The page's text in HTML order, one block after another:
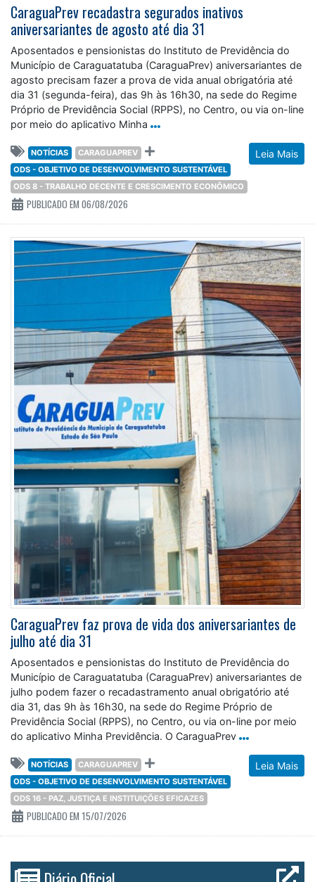
CaraguaPrev recadastra segurados inativos
aniversariantes de agosto até dia 31
Aposentados e pensionistas do Instituto de Previdência do
Município de Caraguatatuba (CaraguaPrev) aniversariantes de
agosto precisam fazer a prova de vida anual obrigatória até
dia 31 (segunda-feira), das 9h às 16h30, na sede do Regime
Próprio de Previdência Social (RPPS), no Centro, ou via on-line
por meio do aplicativo Minha
Leia Mais
NOTÍCIAS
CARAGUAPREV
ODS - OBJETIVO DE DESENVOLVIMENTO SUSTENTÁVEL
ODS 8 - TRABALHO DECENTE E CRESCIMENTO ECONÔMICO
PUBLICADO EM 06/08/2026
CaraguaPrev faz prova de vida dos aniversariantes de
julho até dia 31
Aposentados e pensionistas do Instituto de Previdência do
Município de Caraguatatuba (CaraguaPrev) aniversariantes de
julho podem fazer o recadastramento anual obrigatório até
dia 31, das 9h às 16h30, na sede do Regime Próprio de
Previdência Social (RPPS), no Centro, ou via on-line por meio
do aplicativo Minha Previdência. O CaraguaPrev
Leia Mais
NOTÍCIAS
CARAGUAPREV
ODS - OBJETIVO DE DESENVOLVIMENTO SUSTENTÁVEL
ODS 16 - PAZ, JUSTIÇA E INSTITUIÇÕES EFICAZES
PUBLICADO EM 15/07/2026